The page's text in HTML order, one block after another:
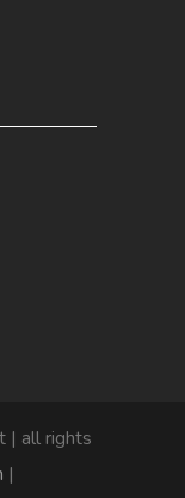
| all rights
|